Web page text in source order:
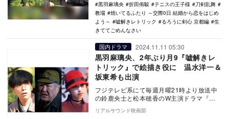
黒羽麻璃央
折田侑駿 テニスの王子様
刀剣乱舞
教場
焼いてるふたり ～交際0日 結婚から恋をはじめ
よう～
嘘解きレトリック るろうに剣心 京都編
生
きててごめんなさい
国内ドラマ 2024.11.11 05:30
黒羽麻璃央、2年ぶり月9『嘘解きレ
トリック』で絵描き役に 温水洋一＆
坂東希も出演
フジテレビ系にて毎週月曜21時より放送中
の鈴鹿央士と松本穂香のW主演ドラマ『嘘
解きレトリック』の第7話ゲストとして、黒
羽麻璃央、…
リアルサウンド映画部